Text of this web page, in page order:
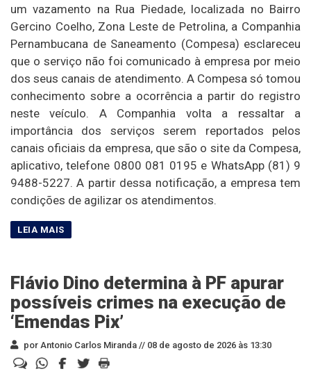
um vazamento na Rua Piedade, localizada no Bairro
Gercino Coelho, Zona Leste de Petrolina, a Companhia
Pernambucana de Saneamento (Compesa) esclareceu
que o serviço não foi comunicado à empresa por meio
dos seus canais de atendimento. A Compesa só tomou
conhecimento sobre a ocorrência a partir do registro
neste veículo. A Companhia volta a ressaltar a
importância dos serviços serem reportados pelos
canais oficiais da empresa, que são o site da Compesa,
aplicativo, telefone 0800 081 0195 e WhatsApp (81) 9
9488-5227. A partir dessa notificação, a empresa tem
condições de agilizar os atendimentos.
Flávio Dino determina à PF apurar
possíveis crimes na execução de
‘Emendas Pix’
por Antonio Carlos Miranda // 08 de agosto de 2026 às 13:30